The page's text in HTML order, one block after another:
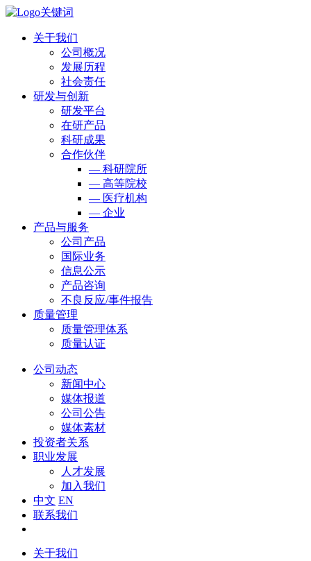
关于我们
公司概况
发展历程
社会责任
研发与创新
研发平台
在研产品
科研成果
合作伙伴
— 科研院所
— 高等院校
— 医疗机构
— 企业
产品与服务
公司产品
国际业务
信息公示
产品咨询
不良反应/事件报告
质量管理
质量管理体系
质量认证
公司动态
新闻中心
媒体报道
公司公告
媒体素材
投资者关系
职业发展
人才发展
加入我们
中文 EN
联系我们
关于我们